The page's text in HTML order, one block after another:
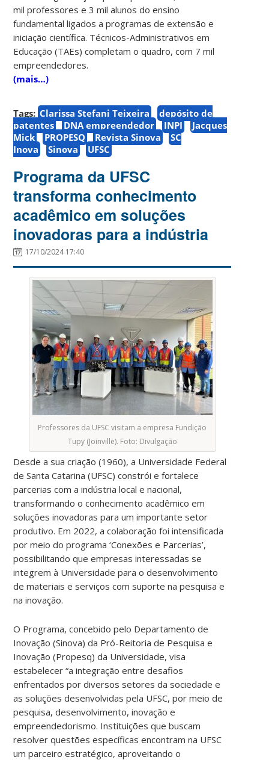
mil professores e 3 mil alunos do ensino
fundamental ligados a programas de extensão e
iniciação científica. Técnicos-Administrativos em
Educação (TAEs) completam o quadro, com 7 mil
empreendedores.
(mais…)
Tags: Clarissa Stefani Teixeira
depósito de
patentes
DNA empreendedor INPI
Jacques
Mick
PROPESQ Revista Sinova
SC
Inova
Sinova UFSC
Programa da UFSC
transforma conhecimento
acadêmico em soluções
inovadoras para a indústria
17/10/2024 17:40
Professores da UFSC visitam a empresa Fundição
Tupy (Joinville). Foto: Divulgação
Desde a sua criação (1960), a Universidade Federal
de Santa Catarina (UFSC) constrói e fortalece
parcerias com a indústria local e nacional,
transformando o conhecimento acadêmico em
soluções inovadoras para um importante setor
produtivo. Em 2022, a colaboração foi intensificada
por meio do programa ‘Conexões e Parcerias’,
possibilitando que empresas interessadas se
integrem à Universidade para o desenvolvimento
de materiais e serviços com suporte na pesquisa e
na inovação.
O Programa, concebido pelo Departamento de
Inovação (Sinova) da Pró-Reitoria de Pesquisa e
Inovação (Propesq) da Universidade, visa
estabelecer “a integração entre desafios
enfrentados por diversos setores da sociedade e
as soluções desenvolvidas pela UFSC, por meio de
pesquisa, desenvolvimento, inovação e
empreendedorismo. Instituições que buscam
resolver questões específicas encontram na UFSC
um parceiro estratégico, aproveitando o